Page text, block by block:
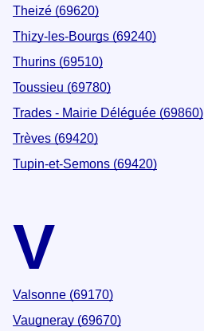
Theizé (69620)
Thizy-les-Bourgs (69240)
Thurins (69510)
Toussieu (69780)
Trades - Mairie Déléguée (69860)
Trèves (69420)
Tupin-et-Semons (69420)
V
Valsonne (69170)
Vaugneray (69670)